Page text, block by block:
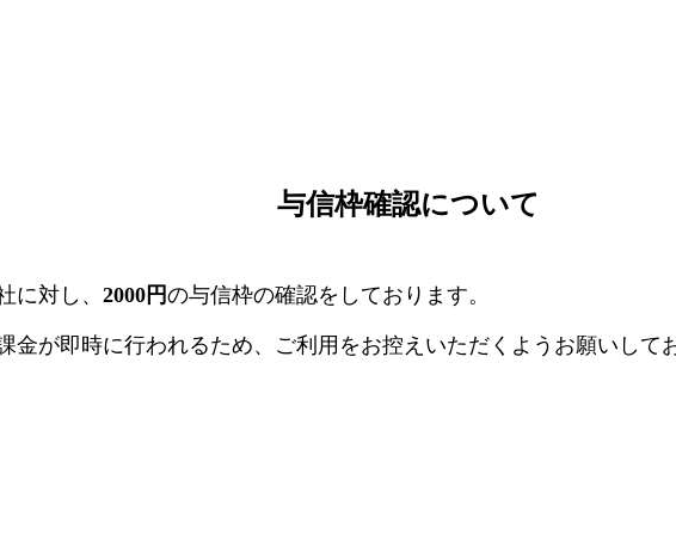
与信枠確認について
に対し、 2000円の与信枠の確認をしております。
金が即時に行われるため、ご利用をお控えいただくようお願いして